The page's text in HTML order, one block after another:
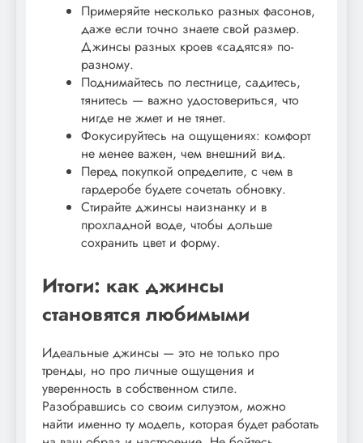
Примеряйте несколько разных фасонов,
даже если точно знаете свой размер.
Джинсы разных кроев «садятся» по-
разному.
Поднимайтесь по лестнице, садитесь,
тянитесь — важно удостовериться, что
нигде не жмет и не тянет.
Фокусируйтесь на ощущениях: комфорт
не менее важен, чем внешний вид.
Перед покупкой определите, с чем в
гардеробе будете сочетать обновку.
Стирайте джинсы наизнанку и в
прохладной воде, чтобы дольше
сохранить цвет и форму.
Итоги: как джинсы
становятся любимыми
Идеальные джинсы — это не только про
тренды, но про личные ощущения и
уверенность в собственном стиле.
Разобравшись со своим силуэтом, можно
найти именно ту модель, которая будет работать